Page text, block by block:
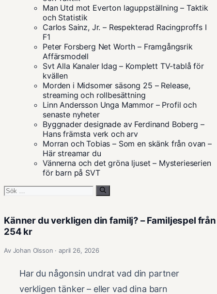
Man Utd mot Everton laguppställning – Taktik
och Statistik
Carlos Sainz, Jr. – Respekterad Racingproffs I
F1
Peter Forsberg Net Worth – Framgångsrik
Affärsmodell
Svt Alla Kanaler Idag – Komplett TV-tablå för
kvällen
Morden i Midsomer säsong 25 – Release,
streaming och rollbesättning
Linn Andersson Unga Mammor – Profil och
senaste nyheter
Byggnader designade av Ferdinand Boberg –
Hans främsta verk och arv
Morran och Tobias – Som en skänk från ovan –
Här streamar du
Vännerna och det gröna ljuset – Mysterieserien
för barn på SVT
Sök
Känner du verkligen din familj? – Familjespel från
254 kr
Av Johan Olsson · april 26, 2026
Har du någonsin undrat vad din partner
verkligen tänker – eller vad dina barn